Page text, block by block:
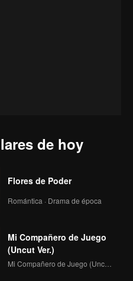
de hoy
Flores de Poder
Romántica · Drama de época
Mi Compañero de Juego
(Uncut Ver.)
Mi Compañero de Juego (Uncut Ver.)